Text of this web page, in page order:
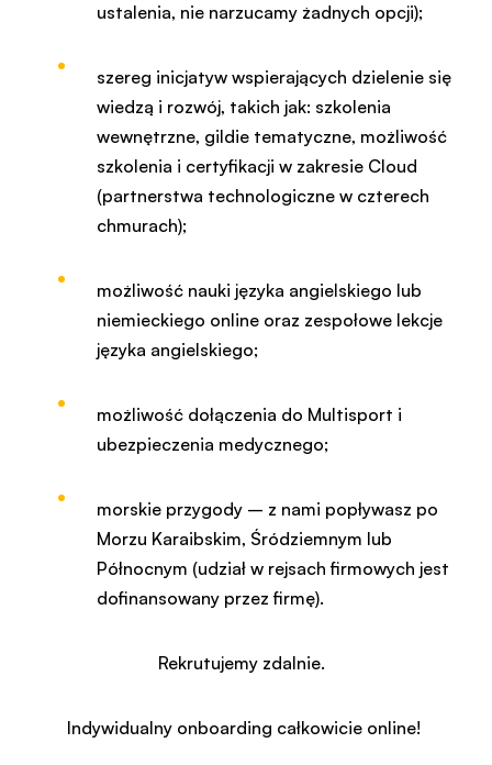
ustalenia, nie narzucamy żadnych opcji);
szereg inicjatyw wspierających dzielenie się
wiedzą i rozwój, takich jak: szkolenia
wewnętrzne, gildie tematyczne, możliwość
szkolenia i certyfikacji w zakresie Cloud
(partnerstwa technologiczne w czterech
chmurach);
możliwość nauki języka angielskiego lub
niemieckiego online oraz zespołowe lekcje
języka angielskiego;
możliwość dołączenia do Multisport i
ubezpieczenia medycznego;
morskie przygody – z nami popływasz po
Morzu Karaibskim, Śródziemnym lub
Północnym (udział w rejsach firmowych jest
dofinansowany przez firmę).
Rekrutujemy zdalnie.
Indywidualny onboarding całkowicie online!